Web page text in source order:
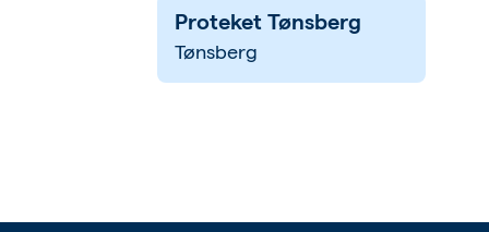
Proteket Tønsberg
Tønsberg